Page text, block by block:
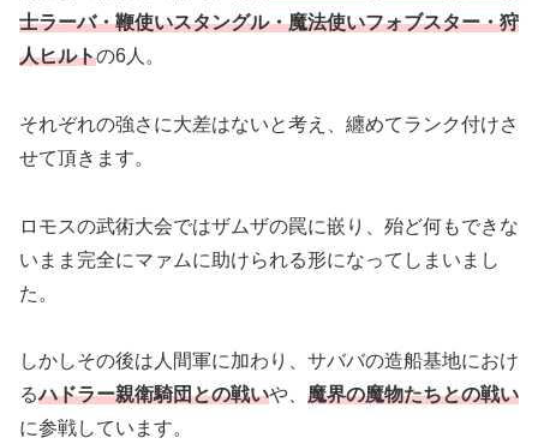
士ラーバ・鞭使いスタングル・魔法使いフォブスター・狩
人ヒルトの6人。
それぞれの強さに大差はないと考え、纏めてランク付けさ
せて頂きます。
ロモスの武術大会ではザムザの罠に嵌り、殆ど何もできな
いまま完全にマァムに助けられる形になってしまいまし
た。
しかしその後は人間軍に加わり、サババの造船基地におけ
るハドラー親衛騎団との戦いや、 魔界の魔物たちとの戦い
に参戦しています。